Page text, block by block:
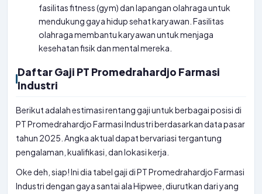
fasilitas fitness (gym) dan lapangan olahraga untuk
mendukung gaya hidup sehat karyawan. Fasilitas
olahraga membantu karyawan untuk menjaga
kesehatan fisik dan mental mereka.
Daftar Gaji PT Promedrahardjo Farmasi
Industri
Berikut adalah estimasi rentang gaji untuk berbagai posisi di
PT Promedrahardjo Farmasi Industri berdasarkan data pasar
tahun 2025. Angka aktual dapat bervariasi tergantung
pengalaman, kualifikasi, dan lokasi kerja.
Oke deh, siap! Ini dia tabel gaji di PT Promedrahardjo Farmasi
Industri dengan gaya santai ala Hipwee, diurutkan dari yang